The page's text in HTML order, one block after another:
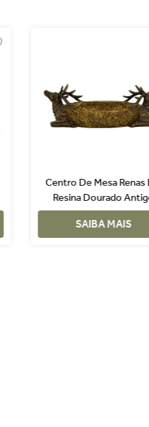
Centro De Mesa Renas
Resina Dourado
SAIBA MAIS